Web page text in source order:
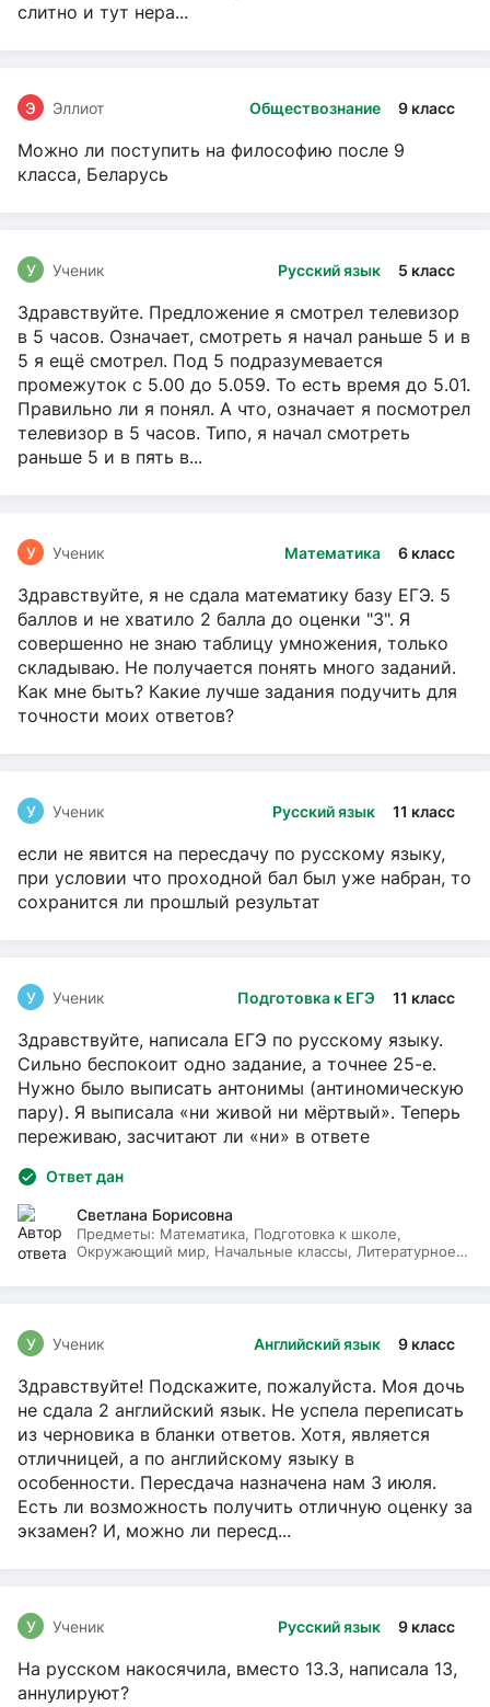
слитно и тут нера...
Обществознание 9 класс
Э Эллиот
Можно ли поступить на философию после 9
класса, Беларусь
Русский язык 5 класс
У Ученик
Здравствуйте. Предложение я смотрел телевизор
в 5 часов. Означает, смотреть я начал раньше 5 и в
5 я ещё смотрел. Под 5 подразумевается
промежуток с 5.00 до 5.059. То есть время до 5.01.
Правильно ли я понял. А что, означает я посмотрел
телевизор в 5 часов. Типо, я начал смотреть
раньше 5 и в пять в...
Математика 6 класс
У Ученик
Здравствуйте, я не сдала математику базу ЕГЭ. 5
баллов и не хватило 2 балла до оценки "3". Я
совершенно не знаю таблицу умножения, только
складываю. Не получается понять много заданий.
Как мне быть? Какие лучше задания подучить для
точности моих ответов?
Русский язык 11 класс
У Ученик
если не явится на пересдачу по русскому языку,
при условии что проходной бал был уже набран, то
сохранится ли прошлый результат
Подготовка к ЕГЭ 11 класс
У Ученик
Здравствуйте, написала ЕГЭ по русскому языку.
Сильно беспокоит одно задание, а точнее 25-е.
Нужно было выписать антонимы (антиномическую
пару). Я выписала «ни живой ни мёртвый». Теперь
переживаю, засчитают ли «ни» в ответе
Ответ дан
Светлана Борисовна
Предметы: Математика, Подготовка к школе,
Окружающий мир, Начальные классы, Литературное
Английский язык 9 класс
У Ученик
Здравствуйте! Подскажите, пожалуйста. Моя дочь
не сдала 2 английский язык. Не успела переписать
из черновика в бланки ответов. Хотя, является
отличницей, а по английскому языку в
особенности. Пересдача назначена нам 3 июля.
Есть ли возможность получить отличную оценку за
экзамен? И, можно ли пересд...
Русский язык 9 класс
У Ученик
На русском накосячила, вместо 13.3, написала 13,
аннулируют?